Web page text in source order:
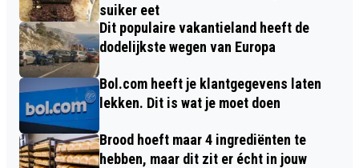
suiker eet
Dit populaire vakantieland heeft de
dodelijkste wegen van Europa
Bol.com heeft je klantgegevens laten
lekken. Dit is wat je moet doen
Brood hoeft maar 4 ingrediënten te
hebben, maar dit zit er écht in jouw